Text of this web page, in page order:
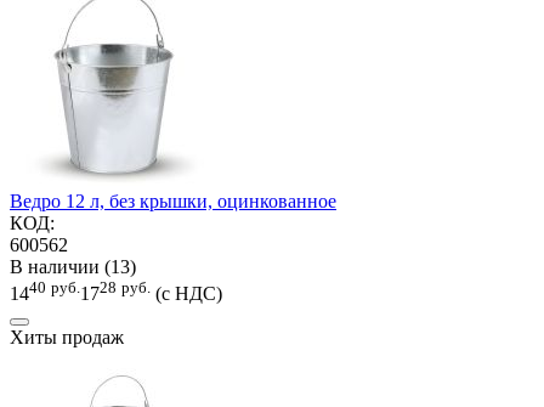
Ведро 12 л, без крышки, оцинкованное
КОД:
600562
В наличии (13)
1440 руб. 1728 руб. (с НДС)
Хиты продаж